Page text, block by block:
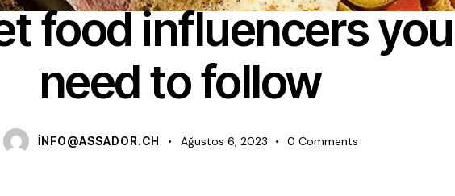
food influencers you
need to follow
INFO@ASSADOR.CH Ağustos 6, 2023 0 Comments